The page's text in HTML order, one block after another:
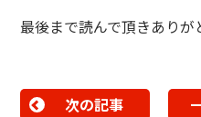
最後まで読んで頂きありが
次の記事